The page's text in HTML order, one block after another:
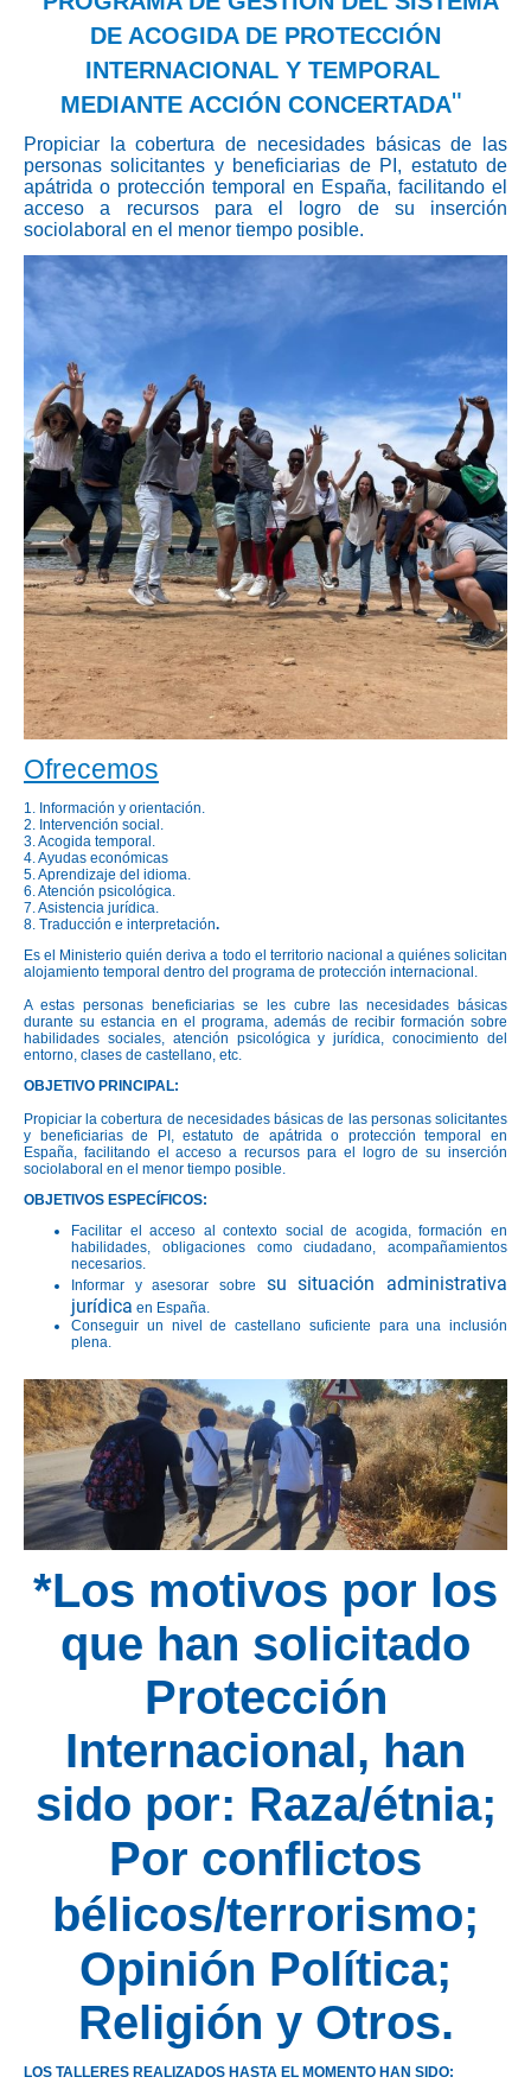
DE ACOGIDA DE PROTECCIÓN
INTERNACIONAL Y TEMPORAL
MEDIANTE ACCIÓN CONCERTADA"
Propiciar la cobertura de necesidades básicas de las
personas solicitantes y beneficiarias de PI, estatuto de
apátrida o protección temporal en España, facilitando el
acceso a recursos para el logro de su inserción
sociolaboral en el menor tiempo posible.
Ofrecemos
1. Información y orientación.
2. Intervención social.
3. Acogida temporal.
4. Ayudas económicas
5. Aprendizaje del idioma.
6. Atención psicológica.
7. Asistencia jurídica.
8. Traducción e interpretación.
Es el Ministerio quién deriva a todo el territorio nacional a quiénes solicitan
alojamiento temporal dentro del programa de protección internacional.
A estas personas beneficiarias se les cubre las necesidades básicas
durante su estancia en el programa, además de recibir formación sobre
habilidades sociales, atención psicológica y jurídica, conocimiento del
entorno, clases de castellano, etc.
OBJETIVO PRINCIPAL:
Propiciar la cobertura de necesidades básicas de las personas solicitantes
y beneficiarias de PI, estatuto de apátrida o protección temporal en
España, facilitando el acceso a recursos para el logro de su inserción
sociolaboral en el menor tiempo posible.
OBJETIVOS ESPECÍFICOS:
Facilitar el acceso al contexto social de acogida, formación en
habilidades, obligaciones como ciudadano, acompañamientos
necesarios.
Informar y asesorar sobre su situación administrativa
jurídica en España.
Conseguir un nivel de castellano suficiente para una inclusión
plena.
*Los motivos por los
que han solicitado
Protección
Internacional, han
sido por: Raza/étnia;
Por conflictos
bélicos/terrorismo;
Opinión Política;
Religión y Otros.
LOS TALLERES REALIZADOS HASTA EL MOMENTO HAN SIDO: